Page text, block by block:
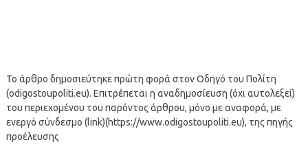
Το άρθρο δημοσιεύτηκε πρώτη φορά στον Οδηγό του Πολίτη
(odigostoupoliti.eu). Επιτρέπεται η αναδημοσίευση (όχι αυτολεξεί)
του περιεχομένου του παρόντος άρθρου, μόνο με αναφορά, με
ενεργό σύνδεσμο (link)(https://www.odigostoupoliti.eu), της πηγής
προέλευσης